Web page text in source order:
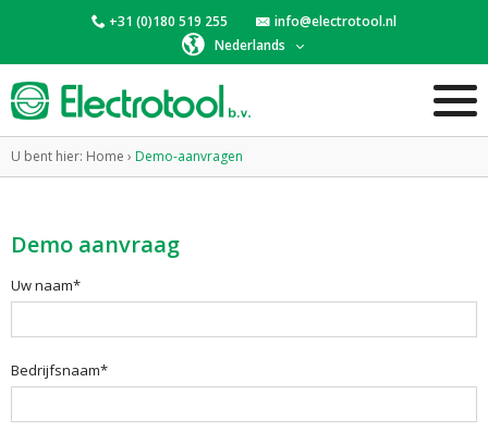
+31 (0)180 519 255
info@electrotool.nl
Nederlands
U bent hier: Home › Demo-aanvragen
Demo aanvraag
Uw naam*
Bedrijfsnaam*